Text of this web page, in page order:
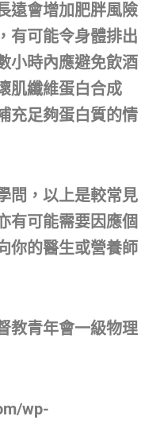
遠會增加肥胖風險
有可能令身體排出
小時內應避免飲酒
肌纖維蛋白合成
充足夠蛋白質的情
問，以上是較常見
有可能需要因應個
你的醫生或營養師
教青年會一級物理
wp-